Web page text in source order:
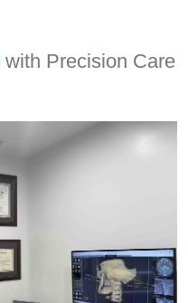
with Precision Care